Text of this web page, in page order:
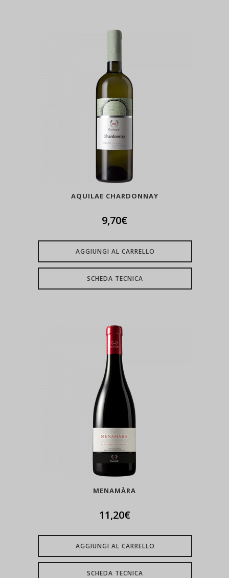
AQUILAE CHARDONNAY
9,70€
AGGIUNGI AL CARRELLO
SCHEDA TECNICA
MENAMÀRA
11,20€
AGGIUNGI AL CARRELLO
SCHEDA TECNICA